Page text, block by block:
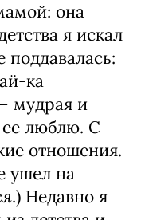
она
я искал
поддавалась:
ка
мудрая и
ее люблю. С
отношения.
ушел на
.) Недавно я